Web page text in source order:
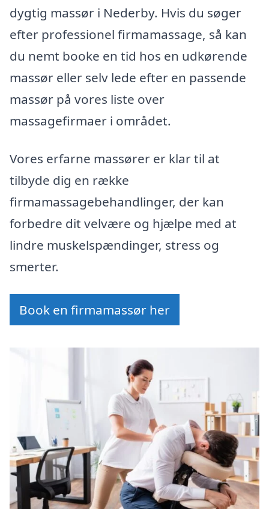
dygtig massør i Nederby. Hvis du søger
efter professionel firmamassage, så kan
du nemt booke en tid hos en udkørende
massør eller selv lede efter en passende
massør på vores liste over
massagefirmaer i området.
Vores erfarne massører er klar til at
tilbyde dig en række
firmamassagebehandlinger, der kan
forbedre dit velvære og hjælpe med at
lindre muskelspændinger, stress og
smerter.
Book en firmamassør her